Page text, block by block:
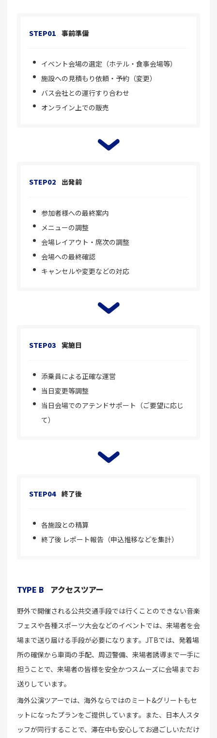
STEP01 事前準備
イベント会場の選定（ホテル・食事会場等）
施設への見積もり依頼・予約（変更）
バス会社との運行すり合わせ
オンライン上での販売
STEP02 出発前
参加者様への最終案内
メニューの調整
会場レイアウト・席次の調整
会場への最終確認
キャンセルや変更などの対応
STEP03 実施日
添乗員による正確な運営
当日変更等調整
当日会場でのアテンドサポート（ご要望に応じ
て）
STEP04 終了後
各施設との精算
終了後 レポート報告（申込推移などを集計）
TYPE B アクセスツアー
野外で開催される公共交通手段では行くことのできない音楽
フェスや各種スポーツ大会などのイベントでは、来場者を会
場まで送り届ける手段が必要になります。JTBでは、発着場
所の確保から車両の手配、周辺警備、来場者誘導まで一手に
担うことで、来場者の皆様を安全かつスムーズに会場までお
送りしています。
海外公演ツアーでは、海外ならではのミート&グリートもセ
ットになったプランをご提供しています。また、日本人スタ
ッフが同行することで、滞在中も安心してお過ごしいただけ